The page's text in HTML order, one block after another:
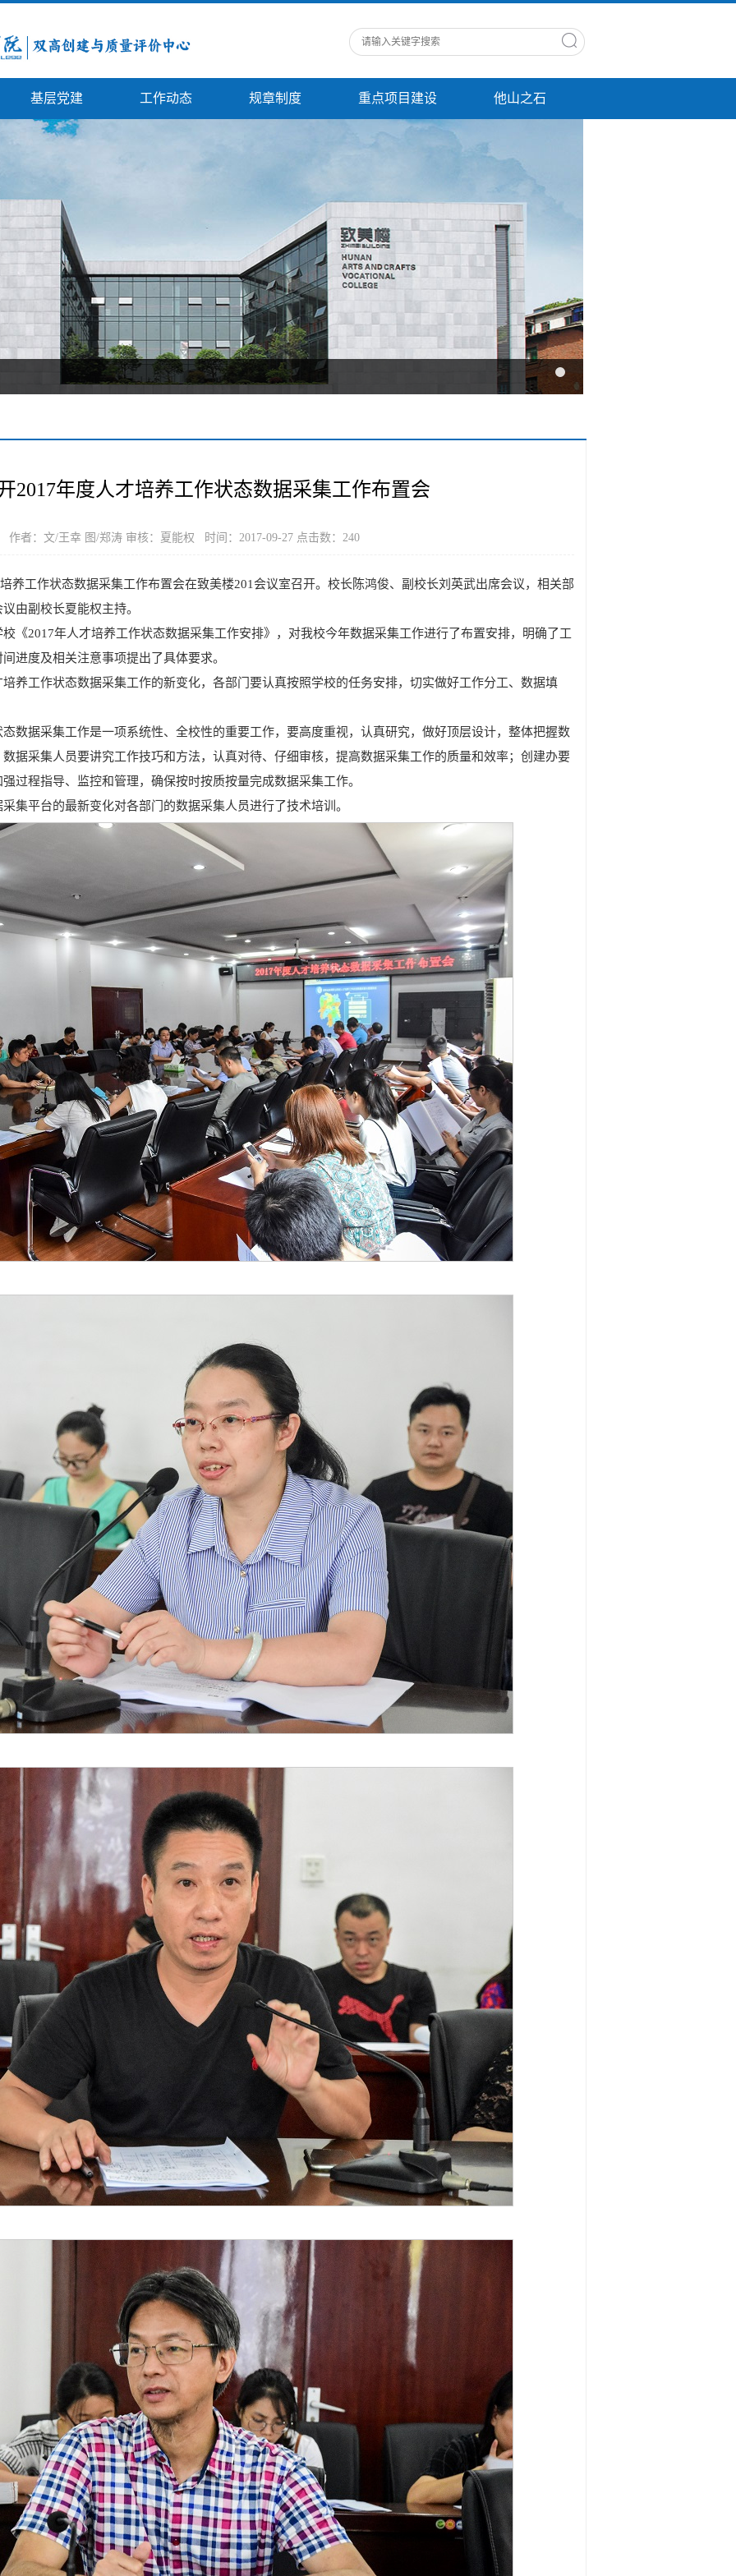
基层党建 工作动态 规章制度 重点项目建设 他山之石
2017年度人才培养工作状态数据采集工作布置会
作者：文/王幸 图/郑涛 审核：夏能权 时间：2017-09-27 点击数： 240
养工作状态数据采集工作布置会在致美楼201会议室召开。校长陈鸿俊、副校长刘英武出席会议，相关部
由副校长夏能权主持。
《2017年人才培养工作状态数据采集工作安排》，对我校今年数据采集工作进行了布置安排，明确了工
进度及相关注意事项提出了具体要求。
养工作状态数据采集工作的新变化，各部门要认真按照学校的任务安排，切实做好工作分工、数据填
数据采集工作是一项系统性、全校性的重要工作，要高度重视，认真研究，做好顶层设计，整体把握数
据采集人员要讲究工作技巧和方法，认真对待、仔细审核，提高数据采集工作的质量和效率；创建办要
过程指导、监控和管理，确保按时按质按量完成数据采集工作。
集平台的最新变化对各部门的数据采集人员进行了技术培训。